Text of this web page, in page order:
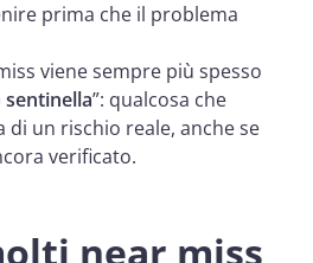
prima che il problema
viene sempre più spesso
”: qualcosa che
di un rischio reale, anche se
verificato.
near miss